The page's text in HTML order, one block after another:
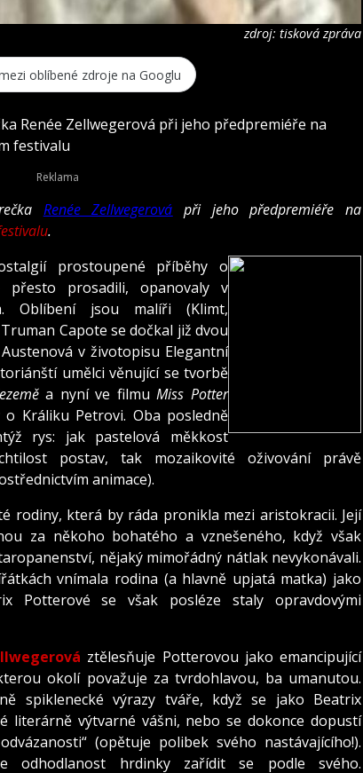
zdroj: tisková zpráva
oblíbené zdroje na Googlu
Renée Zellwegerová při jeho předpremiéře na
festivalu
Renée Zellwegerová při jeho předpremiéře na
.
prostoupené příběhy o
přesto prosadili, opanovaly v
Oblíbení jsou malíři (Klimt,
Capote se dočkal již dvou
v životopisu Elegantní
umělci věnující se tvorbě
a nyní ve filmuMiss Potter
Králiku Petrovi. Oba posledně
rys: jak pastelová měkkost
postav, tak mozaikovité oživování právě
animace).
rodiny, která by ráda pronikla mezi aristokracii. Její
za někoho bohatého a vznešeného, když však
nějaký mimořádný nátlak nevykonávali.
vnímala rodina (a hlavně upjatá matka) jako
Potterové se však posléze staly opravdovými
ztělesňuje Potterovou jako emancipující
okolí považuje za tvrdohlavou, ba umanutou.
spiklenecké výrazy tváře, když se jako Beatrix
literárně výtvarné vášni, nebo se dokonce dopustí
(opětuje polibek svého nastávajícího!).
odhodlanost hrdinky zařídit se podle svého.